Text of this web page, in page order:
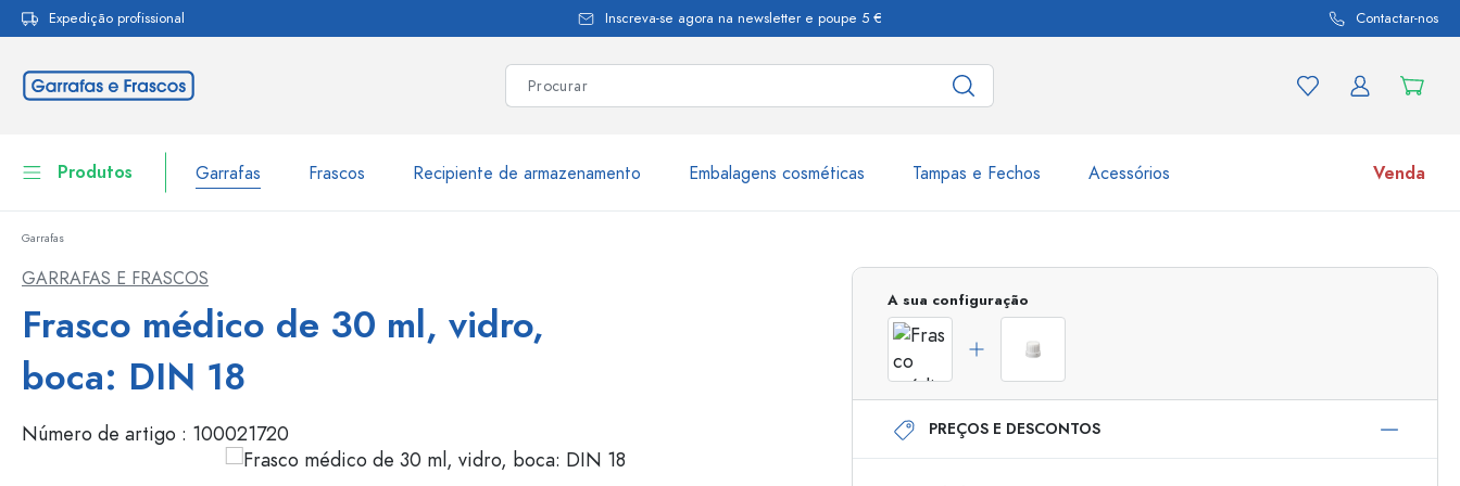
Saltar para a navegação principal
Expedição profissional Inscreva-se agora na newsletter e poupe 5 € Contactar-nos
Produtos Garrafas Frascos Recipiente de armazenamento Embalagens cosméticas Tampas e Fechos Acessórios Venda
Garrafas por marca
Garrafas com tampa mecânica
Frascos de pulverização
Dispensadores Airless
Frascos com roll-on
Frascos
Garrafas
GARRAFAS E FRASCOS
Frasco médico de 30 ml, vidro,
boca: DIN 18
Número de artigo : 100021720
A sua configuração
PREÇOS E DESCONTOS